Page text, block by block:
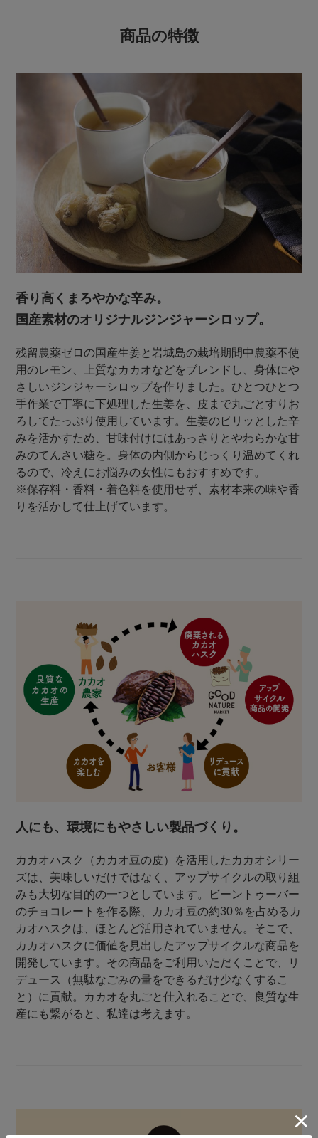
商品の特徴
香り高くまろやかな辛み。
国産素材のオリジナルジンジャーシロップ。
残留農薬ゼロの国産生姜と岩城島の栽培期間中農薬不使
用のレモン、上質なカカオなどをブレンドし、身体にや
さしいジンジャーシロップを作りました。ひとつひとつ
手作業で丁寧に下処理した生姜を、皮まで丸ごとすりお
ろしてたっぷり使用しています。生姜のピリッとした辛
みを活かすため、甘味付けにはあっさりとやわらかな甘
みのてんさい糖を。身体の内側からじっくり温めてくれ
るので、冷えにお悩みの女性にもおすすめです。
※保存料・香料・着色料を使用せず、素材本来の味や香
りを活かして仕上げています。
人にも、環境にもやさしい製品づくり。
カカオハスク（カカオ豆の皮）を活用したカカオシリー
ズは、美味しいだけではなく、アップサイクルの取り組
みも大切な目的の一つとしています。ビーントゥーバー
のチョコレートを作る際、カカオ豆の約30％を占めるカ
カオハスクは、ほとんど活用されていません。そこで、
カカオハスクに価値を見出したアップサイクルな商品を
開発しています。その商品をご利用いただくことで、リ
デュース（無駄なごみの量をできるだけ少なくするこ
と）に貢献。カカオを丸ごと仕入れることで、良質な生
産にも繋がると、私達は考えます。